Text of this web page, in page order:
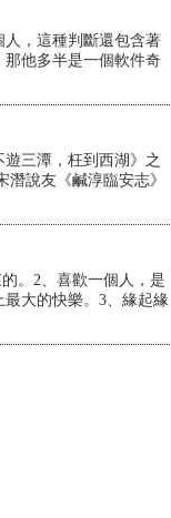
，這種判斷還包含著
他多半是一個軟件奇
三潭，枉到西湖》之
說友《鹹淳臨安志》
。2、喜歡一個人，是
大的快樂。3、緣起緣